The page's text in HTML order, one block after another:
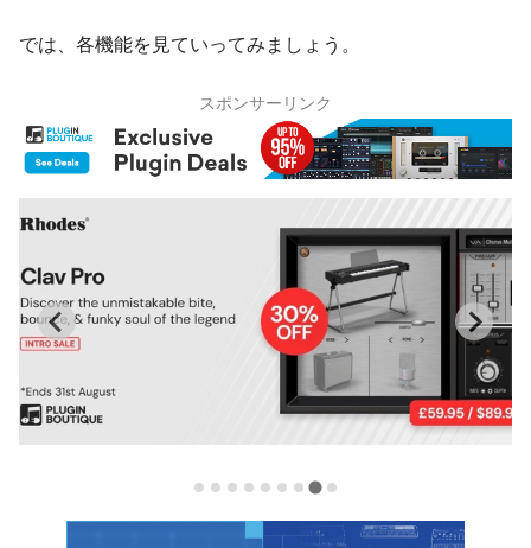
では、各機能を見ていってみましょう。
スポンサーリンク